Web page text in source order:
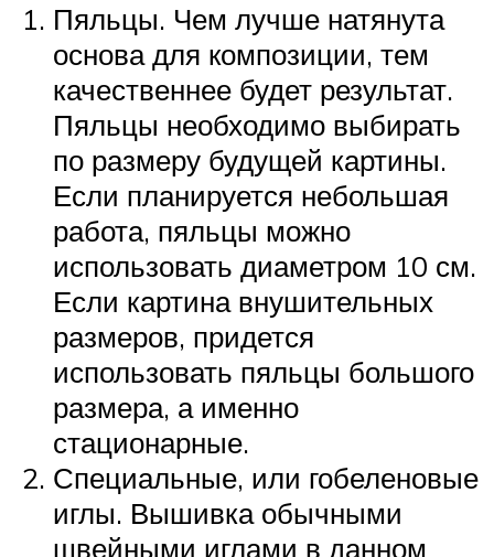
Пяльцы. Чем лучше натянута
основа для композиции, тем
качественнее будет результат.
Пяльцы необходимо выбирать
по размеру будущей картины.
Если планируется небольшая
работа, пяльцы можно
использовать диаметром 10 см.
Если картина внушительных
размеров, придется
использовать пяльцы большого
размера, а именно
стационарные.
Специальные, или гобеленовые
иглы. Вышивка обычными
швейными иглами в данном